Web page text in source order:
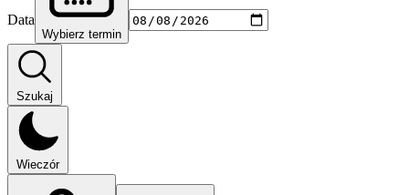
Data
Wybierz termin
Szukaj
Wieczór